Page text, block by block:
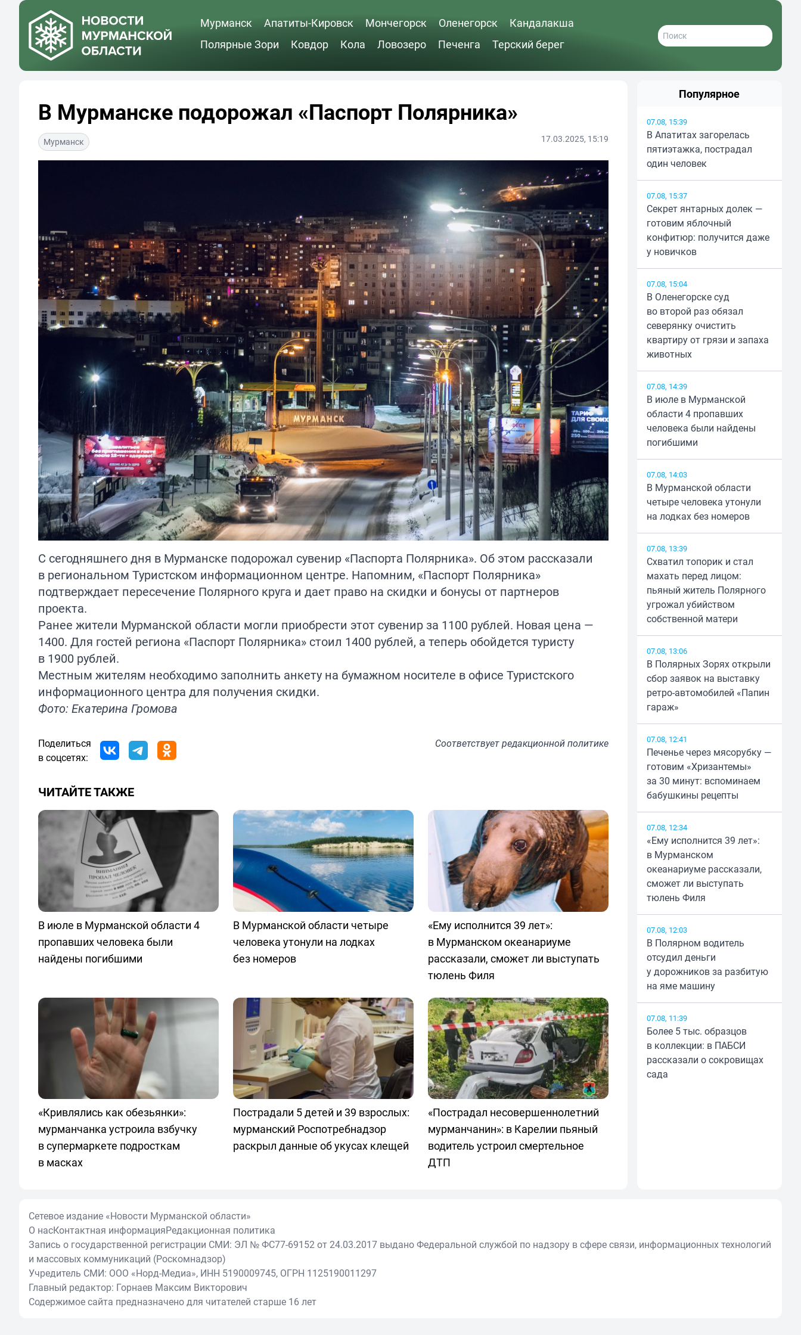
Мурманск Апатиты-Кировск Мончегорск Оленегорск
Кандалакша
Полярные Зори
Ковдор Кола Ловозеро Печенга Терский берег
В Мурманске подорожал «Паспорт Полярника»
Мурманск 17.03.2025, 15:19
С сегодняшнего дня в Мурманске подорожал сувенир «Паспорта Полярника». Об этом рассказали
в региональном Туристском информационном центре. Напомним, «Паспорт Полярника»
подтверждает пересечение Полярного круга и дает право на скидки и бонусы от партнеров
проекта.
Ранее жители Мурманской области могли приобрести этот сувенир за 1100 рублей. Новая цена —
1400. Для гостей региона «Паспорт Полярника» стоил 1400 рублей, а теперь обойдется туристу
в 1900 рублей.
Местным жителям необходимо заполнить анкету на бумажном носителе в офисе Туристского
информационного центра для получения скидки.
Фото: Екатерина Громова
Поделиться
в соцсетях:
Соответствуетредакционной политике
ЧИТАЙТЕ ТАКЖЕ
В июле в Мурманской области 4
пропавших человека были
найдены погибшими
В Мурманской области четыре
человека утонули на лодках
без номеров
«Ему исполнится 39 лет»:
в Мурманском океанариуме
рассказали, сможет ли выступать
тюлень Филя
«Кривлялись как обезьянки»:
мурманчанка устроила взбучку
в супермаркете подросткам
в масках
Пострадали 5 детей и 39 взрослых:
мурманский Роспотребнадзор
раскрыл данные об укусах клещей
«Пострадал несовершеннолетний
мурманчанин»: в Карелии пьяный
водитель устроил смертельное
ДТП
Популярное
07.08, 15:39
В Апатитах загорелась
пятиэтажка, пострадал
один человек
07.08, 15:37
Секрет янтарных долек —
готовим яблочный
конфитюр: получится даже
у новичков
07.08, 15:04
В Оленегорске суд
во второй раз обязал
северянку очистить
квартиру от грязи и запаха
животных
07.08, 14:39
В июле в Мурманской
области 4 пропавших
человека были найдены
погибшими
07.08, 14:03
В Мурманской области
четыре человека утонули
на лодках без номеров
07.08, 13:39
Схватил топорик и стал
махать перед лицом:
пьяный житель Полярного
угрожал убийством
собственной матери
07.08, 13:06
В Полярных Зорях открыли
сбор заявок на выставку
ретро-автомобилей «Папин
гараж»
07.08, 12:41
Печенье через мясорубку —
готовим «Хризантемы»
за 30 минут: вспоминаем
бабушкины рецепты
07.08, 12:34
«Ему исполнится 39 лет»:
в Мурманском
океанариуме рассказали,
сможет ли выступать
тюлень Филя
07.08, 12:03
В Полярном водитель
отсудил деньги
у дорожников за разбитую
на яме машину
07.08, 11:39
Более 5 тыс. образцов
в коллекции: в ПАБСИ
рассказали о сокровищах
сада
Сетевое издание «Новости Мурманской области»
О насКонтактная информацияРедакционная политика
Запись о государственной регистрации СМИ: ЭЛ № ФС77-69152 от 24.03.2017 выдано Федеральной службой по надзору в сфере связи, информационных технологий
и массовых коммуникаций (Роскомнадзор)
Учредитель СМИ: ООО «Норд-Медиа», ИНН 5190009745, ОГРН 1125190011297
Главный редактор: Горнаев Максим Викторович
Содержимое сайта предназначено для читателей старше 16 лет